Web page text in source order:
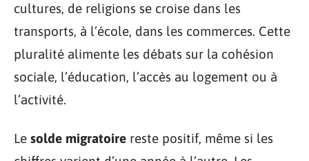
cultures, de religions se croise dans les
transports, à l’école, dans les commerces. Cette
pluralité alimente les débats sur la cohésion
sociale, l’éducation, l’accès au logement ou à
l’activité.
Le solde migratoire reste positif, même si les